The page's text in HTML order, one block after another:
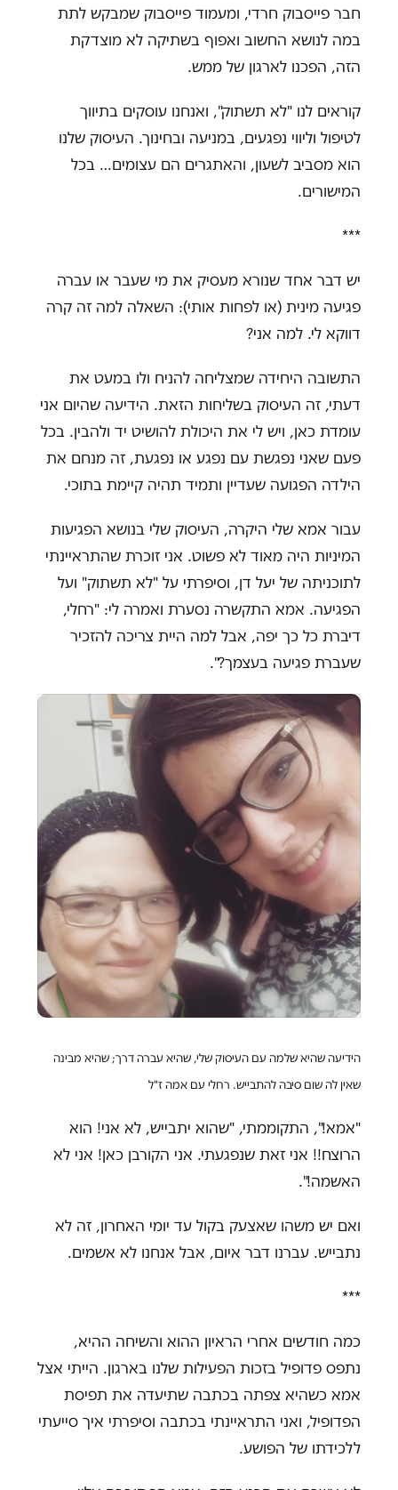
חבר פייסבוק חרדי, ומעמוד פייסבוק שמבקש לתת
במה לנושא החשוב ואפוף בשתיקה לא מוצדקת
הזה, הפכנו לארגון של ממש.
קוראים לנו "לא תשתוק", ואנחנו עוסקים בתיווך
לטיפול וליווי נפגעים, במניעה ובחינוך. העיסוק שלנו
הוא מסביב לשעון, והאתגרים הם עצומים… בכל
המישורים.
***
יש דבר אחד שנורא מעסיק את מי שעבר או עברה
פגיעה מינית (או לפחות אותי): השאלה למה זה קרה
דווקא לי. למה אני?
התשובה היחידה שמצליחה להניח ולו במעט את
דעתי, זה העיסוק בשליחות הזאת. הידיעה שהיום אני
עומדת כאן, ויש לי את היכולת להושיט יד ולהבין. בכל
פעם שאני נפגשת עם נפגע או נפגעת, זה מנחם את
הילדה הפגועה שעדיין ותמיד תהיה קיימת בתוכי.
עבור אמא שלי היקרה, העיסוק שלי בנושא הפגיעות
המיניות היה מאוד לא פשוט. אני זוכרת שהתראיינתי
לתוכניתה של יעל דן, וסיפרתי על "לא תשתוק" ועל
הפגיעה. אמא התקשרה נסערת ואמרה לי: "רחלי,
דיברת כל כך יפה, אבל למה היית צריכה להזכיר
שעברת פגיעה בעצמך?".
הידיעה שהיא שלמה עם העיסוק שלי, שהיא עברה דרך; שהיא מבינה
שאין לה שום סיבה להתבייש. רחלי עם אמה ז"ל
"אמא!", התקוממתי, "שהוא יתבייש, לא אני! הוא
הרוצח!! אני זאת שנפגעתי. אני הקורבן כאן! אני לא
האשמה!".
ואם יש משהו שאצעק בקול עד יומי האחרון, זה לא
נתבייש. עברנו דבר איום, אבל אנחנו לא אשמים.
***
כמה חודשים אחרי הראיון ההוא והשיחה ההיא,
נתפס פדופיל בזכות הפעילות שלנו בארגון. הייתי אצל
אמא כשהיא צפתה בכתבה שתיעדה את תפיסת
הפדופיל, ואני התראיינתי בכתבה וסיפרתי איך סייעתי
ללכידתו של הפושע.